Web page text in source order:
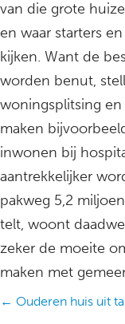
van die grote
en waar starters
kijken. Want de
worden benut,
woningsplitsing
maken
inwonen bij
aantrekkelijker
pakweg 5,2
telt, woont
zeker de moeite
maken met
Posts
← Ouderen huis uit